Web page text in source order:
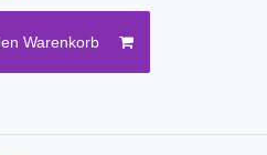
Warenkorb